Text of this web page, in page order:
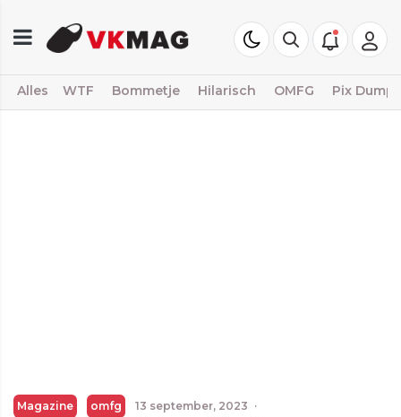
Alles WTF Bommetje Hilarisch OMFG Pix Dump
Magazine omfg 13 september, 2023 ·